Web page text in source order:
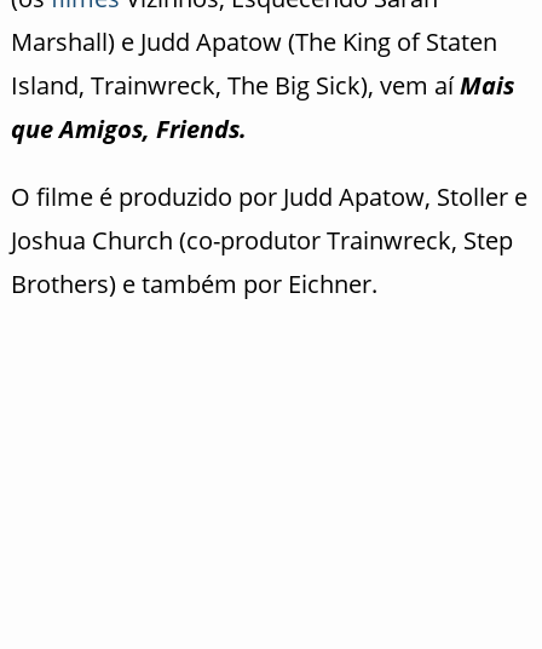
Marshall) e Judd Apatow (The King of Staten
Island, Trainwreck, The Big Sick), vem aíMais
que Amigos, Friends.
O filme é produzido por Judd Apatow, Stoller e
Joshua Church (co-produtor Trainwreck, Step
Brothers) e também por Eichner.